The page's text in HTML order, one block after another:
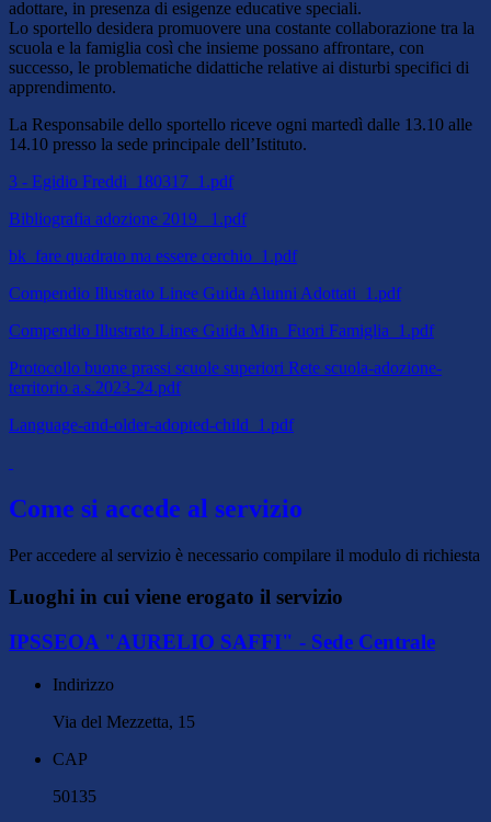
adottare, in presenza di esigenze educative speciali.
Lo sportello desidera promuovere una costante collaborazione tra la
scuola e la famiglia così che insieme possano affrontare, con
successo, le problematiche didattiche relative ai disturbi specifici di
apprendimento.
La Responsabile dello sportello riceve ogni martedì dalle 13.10 alle
14.10 presso la sede principale dell’Istituto.
3 - Egidio Freddi_180317_1.pdf
Bibliografia adozione 2019 _1.pdf
bk_fare quadrato ma essere cerchio_1.pdf
Compendio Illustrato Linee Guida Alunni Adottati_1.pdf
Compendio Illustrato Linee Guida Min_Fuori Famiglia_1.pdf
Protocollo buone prassi scuole superiori Rete scuola-adozione-
territorio a.s.2023-24.pdf
Language-and-older-adopted-child_1.pdf
Come si accede al servizio
Per accedere al servizio è necessario compilare il modulo di richiesta
Luoghi in cui viene erogato il servizio
IPSSEOA "AURELIO SAFFI" - Sede Centrale
Indirizzo
Via del Mezzetta, 15
CAP
50135